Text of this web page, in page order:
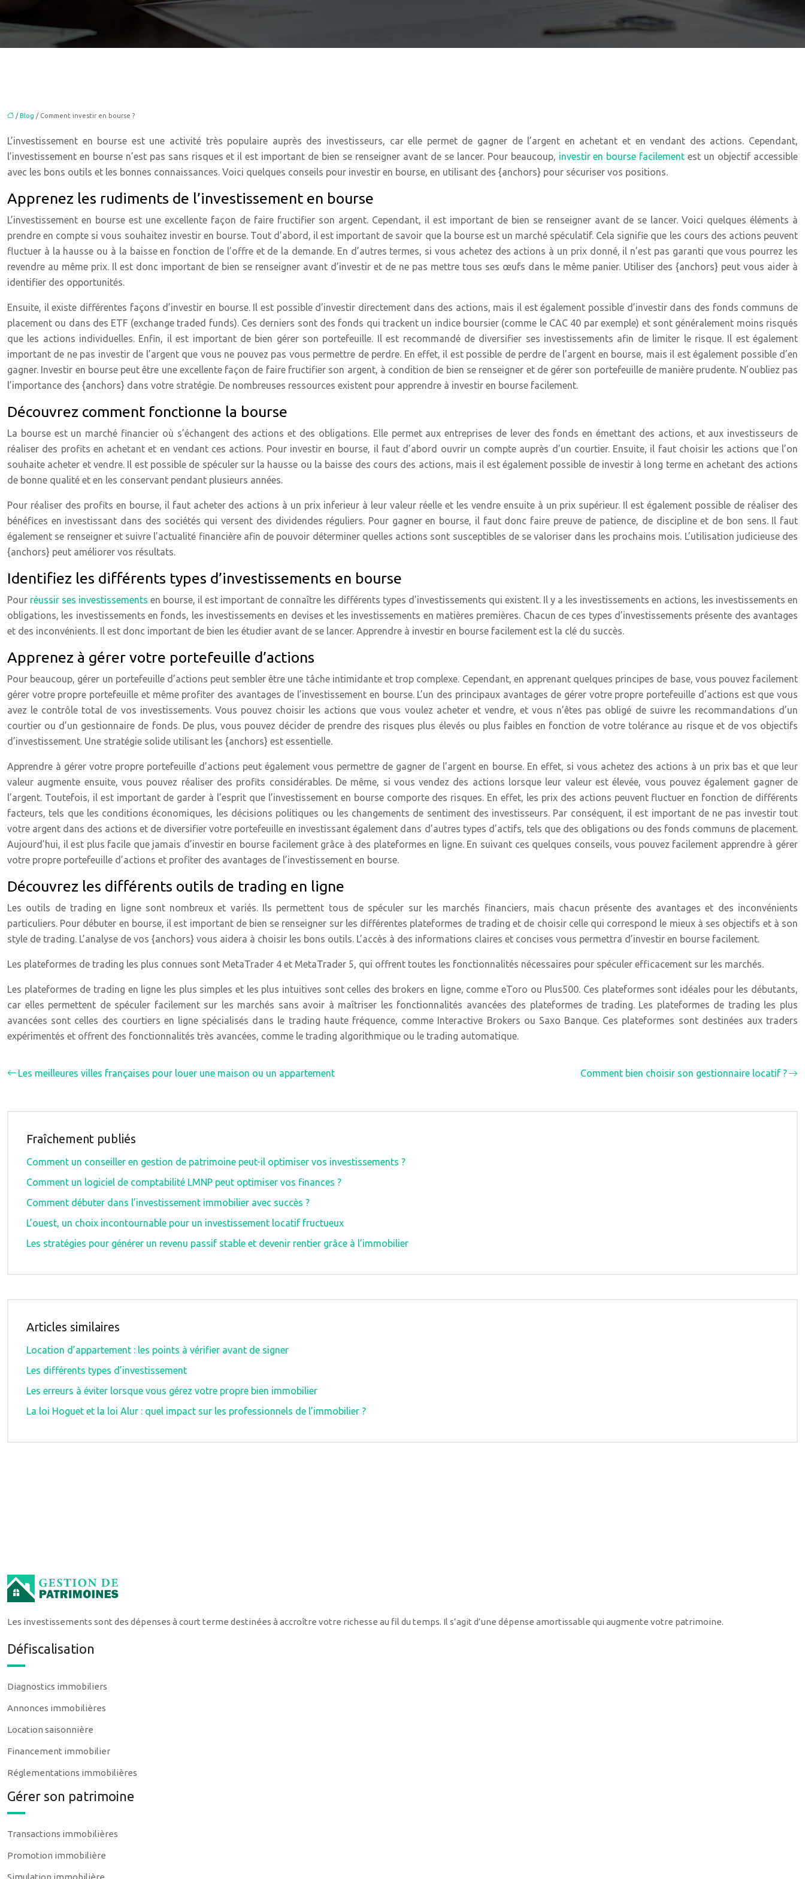
/Blog / Comment investir en bourse ?
L’investissement en bourse est une activité très populaire auprès des investisseurs, car elle permet de gagner de l’argent en achetant et en vendant des actions. Cependant,
l’investissement en bourse n’est pas sans risques et il est important de bien se renseigner avant de se lancer. Pour beaucoup, investir en bourse facilement est un objectif accessible
avec les bons outils et les bonnes connaissances. Voici quelques conseils pour investir en bourse, en utilisant des {anchors} pour sécuriser vos positions.
Apprenez les rudiments de l’investissement en bourse
L’investissement en bourse est une excellente façon de faire fructifier son argent. Cependant, il est important de bien se renseigner avant de se lancer. Voici quelques éléments à
prendre en compte si vous souhaitez investir en bourse. Tout d’abord, il est important de savoir que la bourse est un marché spéculatif. Cela signifie que les cours des actions peuvent
fluctuer à la hausse ou à la baisse en fonction de l’offre et de la demande. En d’autres termes, si vous achetez des actions à un prix donné, il n’est pas garanti que vous pourrez les
revendre au même prix. Il est donc important de bien se renseigner avant d’investir et de ne pas mettre tous ses œufs dans le même panier. Utiliser des {anchors} peut vous aider à
identifier des opportunités.
Ensuite, il existe différentes façons d’investir en bourse. Il est possible d’investir directement dans des actions, mais il est également possible d’investir dans des fonds communs de
placement ou dans des ETF (exchange traded funds). Ces derniers sont des fonds qui trackent un indice boursier (comme le CAC 40 par exemple) et sont généralement moins risqués
que les actions individuelles. Enfin, il est important de bien gérer son portefeuille. Il est recommandé de diversifier ses investissements afin de limiter le risque. Il est également
important de ne pas investir de l’argent que vous ne pouvez pas vous permettre de perdre. En effet, il est possible de perdre de l’argent en bourse, mais il est également possible d’en
gagner. Investir en bourse peut être une excellente façon de faire fructifier son argent, à condition de bien se renseigner et de gérer son portefeuille de manière prudente. N’oubliez pas
l’importance des {anchors} dans votre stratégie. De nombreuses ressources existent pour apprendre à investir en bourse facilement.
Découvrez comment fonctionne la bourse
La bourse est un marché financier où s’échangent des actions et des obligations. Elle permet aux entreprises de lever des fonds en émettant des actions, et aux investisseurs de
réaliser des profits en achetant et en vendant ces actions. Pour investir en bourse, il faut d’abord ouvrir un compte auprès d’un courtier. Ensuite, il faut choisir les actions que l’on
souhaite acheter et vendre. Il est possible de spéculer sur la hausse ou la baisse des cours des actions, mais il est également possible de investir à long terme en achetant des actions
de bonne qualité et en les conservant pendant plusieurs années.
Pour réaliser des profits en bourse, il faut acheter des actions à un prix inferieur à leur valeur réelle et les vendre ensuite à un prix supérieur. Il est également possible de réaliser des
bénéfices en investissant dans des sociétés qui versent des dividendes réguliers. Pour gagner en bourse, il faut donc faire preuve de patience, de discipline et de bon sens. Il faut
également se renseigner et suivre l’actualité financière afin de pouvoir déterminer quelles actions sont susceptibles de se valoriser dans les prochains mois. L’utilisation judicieuse des
{anchors} peut améliorer vos résultats.
Identifiez les différents types d’investissements en bourse
Pour réussir ses investissements en bourse, il est important de connaître les différents types d’investissements qui existent. Il y a les investissements en actions, les investissements en
obligations, les investissements en fonds, les investissements en devises et les investissements en matières premières. Chacun de ces types d’investissements présente des avantages
et des inconvénients. Il est donc important de bien les étudier avant de se lancer. Apprendre à investir en bourse facilement est la clé du succès.
Apprenez à gérer votre portefeuille d’actions
Pour beaucoup, gérer un portefeuille d’actions peut sembler être une tâche intimidante et trop complexe. Cependant, en apprenant quelques principes de base, vous pouvez facilement
gérer votre propre portefeuille et même profiter des avantages de l’investissement en bourse. L’un des principaux avantages de gérer votre propre portefeuille d’actions est que vous
avez le contrôle total de vos investissements. Vous pouvez choisir les actions que vous voulez acheter et vendre, et vous n’êtes pas obligé de suivre les recommandations d’un
courtier ou d’un gestionnaire de fonds. De plus, vous pouvez décider de prendre des risques plus élevés ou plus faibles en fonction de votre tolérance au risque et de vos objectifs
d’investissement. Une stratégie solide utilisant les {anchors} est essentielle.
Apprendre à gérer votre propre portefeuille d’actions peut également vous permettre de gagner de l’argent en bourse. En effet, si vous achetez des actions à un prix bas et que leur
valeur augmente ensuite, vous pouvez réaliser des profits considérables. De même, si vous vendez des actions lorsque leur valeur est élevée, vous pouvez également gagner de
l’argent. Toutefois, il est important de garder à l’esprit que l’investissement en bourse comporte des risques. En effet, les prix des actions peuvent fluctuer en fonction de différents
facteurs, tels que les conditions économiques, les décisions politiques ou les changements de sentiment des investisseurs. Par conséquent, il est important de ne pas investir tout
votre argent dans des actions et de diversifier votre portefeuille en investissant également dans d’autres types d’actifs, tels que des obligations ou des fonds communs de placement.
Aujourd’hui, il est plus facile que jamais d’investir en bourse facilement grâce à des plateformes en ligne. En suivant ces quelques conseils, vous pouvez facilement apprendre à gérer
votre propre portefeuille d’actions et profiter des avantages de l’investissement en bourse.
Découvrez les différents outils de trading en ligne
Les outils de trading en ligne sont nombreux et variés. Ils permettent tous de spéculer sur les marchés financiers, mais chacun présente des avantages et des inconvénients
particuliers. Pour débuter en bourse, il est important de bien se renseigner sur les différentes plateformes de trading et de choisir celle qui correspond le mieux à ses objectifs et à son
style de trading. L’analyse de vos {anchors} vous aidera à choisir les bons outils. L’accès à des informations claires et concises vous permettra d’investir en bourse facilement.
Les plateformes de trading les plus connues sont MetaTrader 4 et MetaTrader 5, qui offrent toutes les fonctionnalités nécessaires pour spéculer efficacement sur les marchés.
Les plateformes de trading en ligne les plus simples et les plus intuitives sont celles des brokers en ligne, comme eToro ou Plus500. Ces plateformes sont idéales pour les débutants,
car elles permettent de spéculer facilement sur les marchés sans avoir à maîtriser les fonctionnalités avancées des plateformes de trading. Les plateformes de trading les plus
avancées sont celles des courtiers en ligne spécialisés dans le trading haute fréquence, comme Interactive Brokers ou Saxo Banque. Ces plateformes sont destinées aux traders
expérimentés et offrent des fonctionnalités très avancées, comme le trading algorithmique ou le trading automatique.
Les meilleures villes françaises pour louer une maison ou un appartement Comment bien choisir son gestionnaire locatif ?
Fraîchement publiés
Comment un conseiller en gestion de patrimoine peut-il optimiser vos investissements ?
Comment un logiciel de comptabilité LMNP peut optimiser vos finances ?
Comment débuter dans l’investissement immobilier avec succès ?
L’ouest, un choix incontournable pour un investissement locatif fructueux
Les stratégies pour générer un revenu passif stable et devenir rentier grâce à l’immobilier
Articles similaires
Location d’appartement : les points à vérifier avant de signer
Les différents types d’investissement
Les erreurs à éviter lorsque vous gérez votre propre bien immobilier
La loi Hoguet et la loi Alur : quel impact sur les professionnels de l’immobilier ?
Les investissements sont des dépenses à court terme destinées à accroître votre richesse au fil du temps. Il s’agit d’une dépense amortissable qui augmente votre patrimoine.
Défiscalisation
Diagnostics immobiliers
Annonces immobilières
Location saisonnière
Financement immobilier
Réglementations immobilières
Gérer son patrimoine
Transactions immobilières
Promotion immobilière
Simulation immobilière